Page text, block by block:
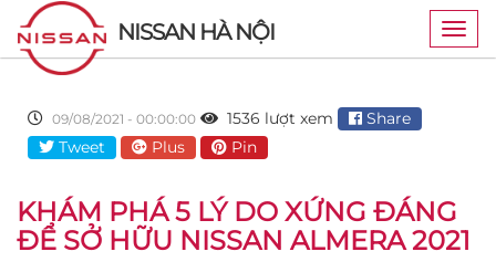
NISSAN HÀ NỘI
09/08/2021 - 00:00:00 1536 lượt xem
Share
Tweet
Plus Pin
KHÁM PHÁ 5 LÝ DO XỨNG ĐÁNG
ĐỂ SỞ HỮU NISSAN ALMERA 2021